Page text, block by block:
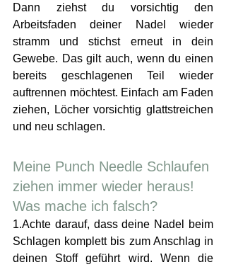
Dann ziehst du vorsichtig den
Arbeitsfaden deiner Nadel wieder
stramm und stichst erneut in dein
Gewebe. Das gilt auch, wenn du einen
bereits geschlagenen Teil wieder
auftrennen möchtest. Einfach am Faden
ziehen, Löcher vorsichtig glattstreichen
und neu schlagen.
Meine Punch Needle Schlaufen
ziehen immer wieder heraus!
Was mache ich falsch?
1.Achte darauf, dass deine Nadel beim
Schlagen komplett bis zum Anschlag in
deinen Stoff geführt wird. Wenn die